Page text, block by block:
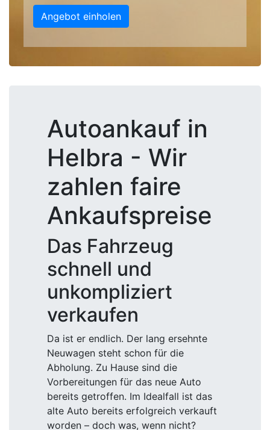
Angebot einholen
Autoankauf in
Helbra - Wir
zahlen faire
Ankaufspreise
Das Fahrzeug
schnell und
unkompliziert
verkaufen
Da ist er endlich. Der lang ersehnte
Neuwagen steht schon für die
Abholung. Zu Hause sind die
Vorbereitungen für das neue Auto
bereits getroffen. Im Idealfall ist das
alte Auto bereits erfolgreich verkauft
worden – doch was, wenn nicht?